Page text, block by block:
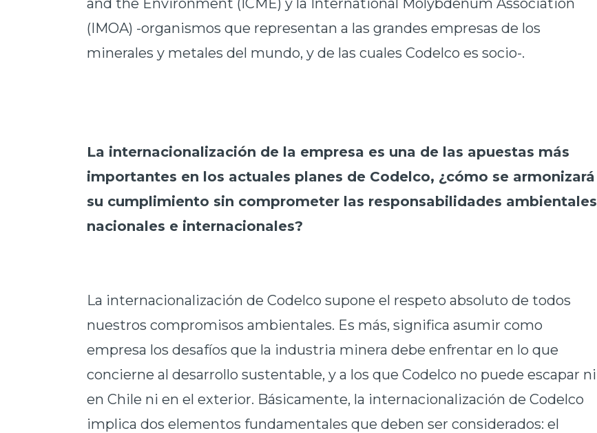
and the Environment (ICME) y la International Molybdenum Association
(IMOA) -organismos que representan a las grandes empresas de los
minerales y metales del mundo, y de las cuales Codelco es socio-.
La internacionalización de la empresa es una de las apuestas más
importantes en los actuales planes de Codelco, ¿cómo se armonizará
su cumplimiento sin comprometer las responsabilidades ambientales
nacionales e internacionales?
La internacionalización de Codelco supone el respeto absoluto de todos
nuestros compromisos ambientales. Es más, significa asumir como
empresa los desafíos que la industria minera debe enfrentar en lo que
concierne al desarrollo sustentable, y a los que Codelco no puede escapar ni
en Chile ni en el exterior. Básicamente, la internacionalización de Codelco
implica dos elementos fundamentales que deben ser considerados: el